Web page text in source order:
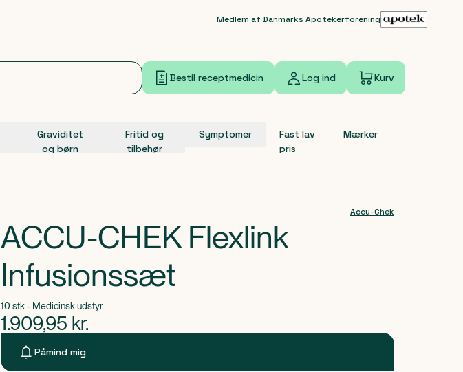
Medlem af Danmarks Apotekerforening
Bestil receptmedicin Log ind Kurv
Graviditet
og børn
Fritid og
tilbehør
Symptomer
Fast lav
pris
Mærker
Accu-Chek
ACCU-CHEK Flexlink
Infusionssæt
10 stk - Medicinsk udstyr
1.909,95 kr.
Påmind mig